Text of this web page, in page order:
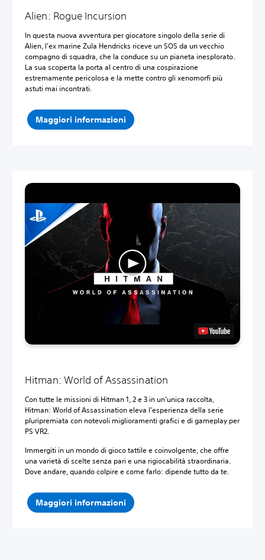
Alien: Rogue Incursion
In questa nuova avventura per giocatore singolo della serie di
Alien, l'ex marine Zula Hendricks riceve un SOS da un vecchio
compagno di squadra, che la conduce su un pianeta inesplorato.
La sua scoperta la porta al centro di una cospirazione
estremamente pericolosa e la mette contro gli xenomorfi più
astuti mai incontrati.‎
Maggiori informazioni
Hitman: World of Assassination
Con tutte le missioni di Hitman 1, 2 e 3 in un'unica raccolta,
Hitman: World of Assassination eleva l'esperienza della serie
pluripremiata con notevoli miglioramenti grafici e di gameplay per
PS VR2.‎
Immergiti in un mondo di gioco tattile e coinvolgente, che offre
una varietà di scelte senza pari e una rigiocabilità straordinaria.
Dove andare, quando colpire e come farlo: dipende tutto da te.
Maggiori informazioni